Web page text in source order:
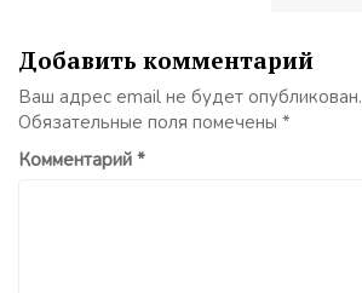
Добавить комментарий
Ваш адрес email не будет опубликован.
Обязательные поля помечены *
Комментарий *